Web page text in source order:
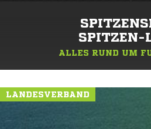
SPITZEN-
ALLES RUND UM
LANDESVERBAND